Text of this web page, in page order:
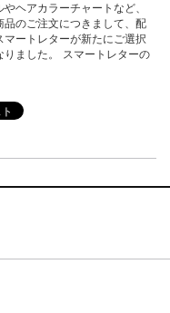
ヘアカラーチャートなど、
品のご注文につきまして、配
マートレターが新たにご選択
りました。 スマートレターの